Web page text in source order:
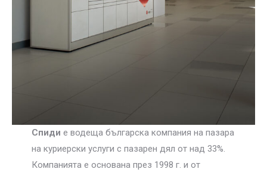
Спиди е водеща българска компания на пазара
на куриерски услуги с пазарен дял от над 33%.
Компанията е основана през 1998 г. и от